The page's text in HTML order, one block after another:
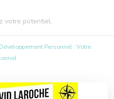
votre potentiel.
Personnel : Votre